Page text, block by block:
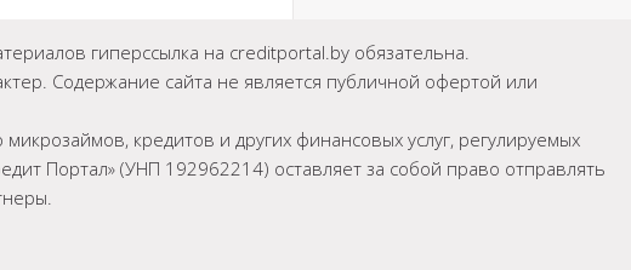
гиперссылка на creditportal.by обязательна.
Содержание сайта не является публичной офертой или
кредитов и других финансовых услуг, регулируемых
Портал» (УНП 192962214) оставляет за собой право отправлять